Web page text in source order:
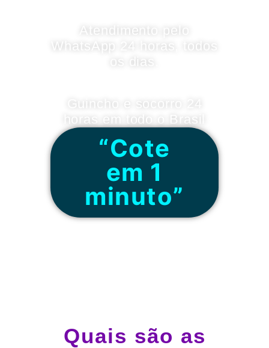
Atendimento pelo
WhatsApp 24 horas, todos
os dias.
Guincho e socorro 24
horas em todo o Brasil
“Cote
em 1
minuto”
Quais são as